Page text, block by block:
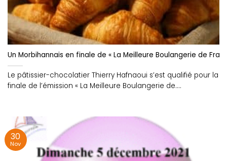
Un Morbihannais en finale de « La Meilleure Boulangerie de
Le pâtissier-chocolatier Thierry Hafnaoui s’est qualifié pour la
finale de l’émission « La Meilleure Boulangerie de....
30
Nov